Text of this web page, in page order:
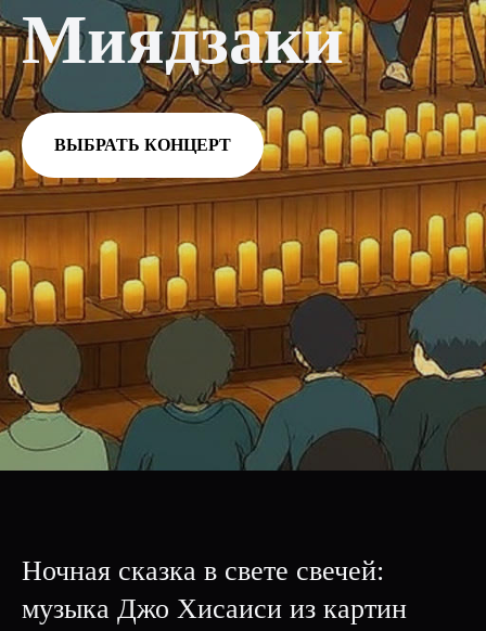
Миядзаки
ВЫБРАТЬ КОНЦЕРТ
Ночная сказка в свете свечей:
музыка Джо Хисаиси из картин